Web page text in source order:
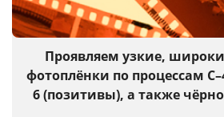
Услуги и сервис
Проявляем узкие,
фотоплёнки по процессам
6 (позитивы), а также